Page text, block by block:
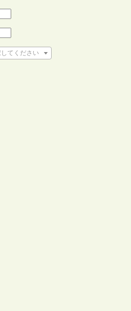
てください
ださい